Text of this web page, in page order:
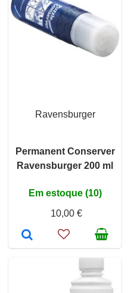
Ravensburger
Permanent Conserver
Ravensburger 200 ml
Em estoque (10)
10,00 €